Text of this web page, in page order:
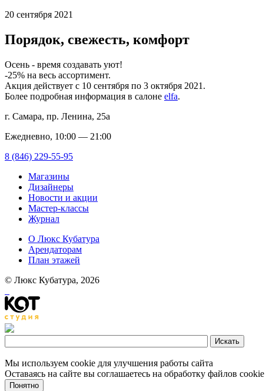
20 сентября 2021
Порядок, свежесть, комфорт
Осень - время создавать уют!
-25% на весь ассортимент.
Акция действует с 10 сентября по 3 октября 2021.
Более подробная информация в салоне elfa.
г. Самара, пр. Ленина, 25а
Ежедневно, 10:00 — 21:00
8 (846) 229-55-95
Магазины
Дизайнеры
Новости и акции
Мастер-классы
Журнал
О Люкс Кубатура
Арендаторам
План этажей
© Люкс Кубатура, 2026
Мы используем cookie для улучшения работы сайта
Оставаясь на сайте вы соглашаетесь на обработку файлов cookie
Понятно